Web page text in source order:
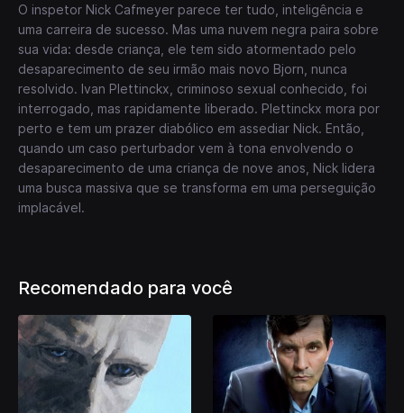
O inspetor Nick Cafmeyer parece ter tudo, inteligência e
uma carreira de sucesso. Mas uma nuvem negra paira sobre
sua vida: desde criança, ele tem sido atormentado pelo
desaparecimento de seu irmão mais novo Bjorn, nunca
resolvido. Ivan Plettinckx, criminoso sexual conhecido, foi
interrogado, mas rapidamente liberado. Plettinckx mora por
perto e tem um prazer diabólico em assediar Nick. Então,
quando um caso perturbador vem à tona envolvendo o
desaparecimento de uma criança de nove anos, Nick lidera
uma busca massiva que se transforma em uma perseguição
implacável.
Recomendado para você